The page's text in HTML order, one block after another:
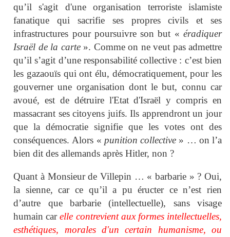
qu’il s'agit d'une organisation terroriste islamiste
fanatique qui sacrifie ses propres civils et ses
infrastructures pour poursuivre son but « éradiquer
Israël de la carte». Comme on ne veut pas admettre
qu’il s’agit d’une responsabilité collective : c’est bien
les gazaouïsqui ont élu, démocratiquement, pour les
gouverner une organisation dont le but, connu car
avoué, est de détruire l'Etat d'Israël y compris en
massacrant ses citoyens juifs. Ils apprendront un jour
que la démocratie signifie que les votes ont des
conséquences. Alors « punition collective » … on l’a
bien dit des allemands après Hitler, non ?
Quant à Monsieur de Villepin … « barbarie » ? Oui,
la sienne, car ce qu’il a pu éructer ce n’est rien
d’autre que barbarie (intellectuelle), sans visage
humain car elle contrevient aux formes intellectuelles,
esthétiques, morales d'un certain humanisme, ou